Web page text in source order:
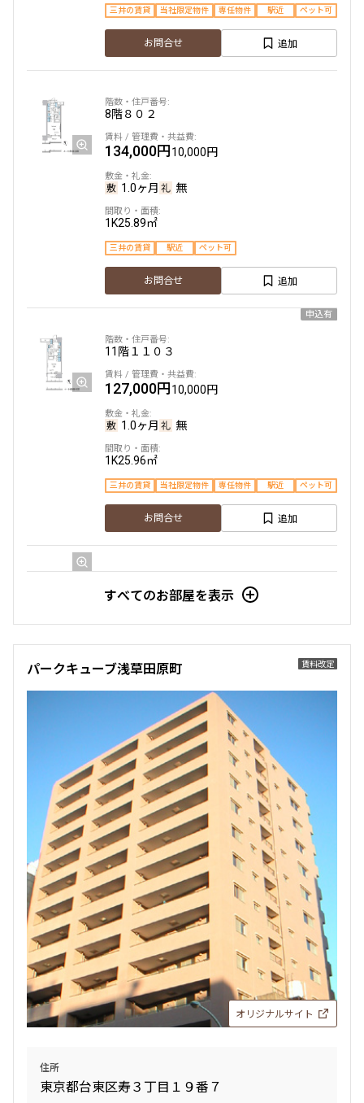
三井の賃貸 当社限定物件 専任物件 駅近 ペット可
お問合せ 追加
8階８０２
134,000円10,000円
1.0ヶ月 無
1K25.89㎡
三井の賃貸 駅近 ペット可
お問合せ 追加
申込有
11階１１０３
127,000円10,000円
1.0ヶ月 無
1K25.96㎡
三井の賃貸 当社限定物件 専任物件 駅近 ペット可
お問合せ 追加
12階１２０２
137,000円10,000円
1.0ヶ月 無
当社限定物件 専任物件
お問合せ
すべてのお部屋を表示
賃料改定
パークキューブ浅草田原町
オリジナルサイト
住所
東京都台東区寿３丁目１９番７